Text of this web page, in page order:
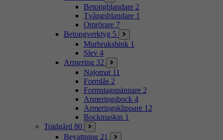
Betongblandare 2
Tvångsblandare 1
Omrörare 7
Betongverktyg 5
Murbrukshink 1
Slev 4
Armering 32
Najomat 11
Formlås 2
Formstagspännare 2
Armeringsbock 4
Armeringsklippare 12
Bockmaskin 1
Trädgård 80
Bevattning 21